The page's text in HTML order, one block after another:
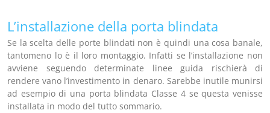
L’installazione della porta blindata
Se la scelta delle porte blindati non è quindi una cosa banale,
tantomeno lo è il loro montaggio. Infatti se l’installazione non
avviene seguendo determinate linee guida rischierà di
rendere vano l’investimento in denaro. Sarebbe inutile munirsi
ad esempio di una porta blindata Classe 4 se questa venisse
installata in modo del tutto sommario.